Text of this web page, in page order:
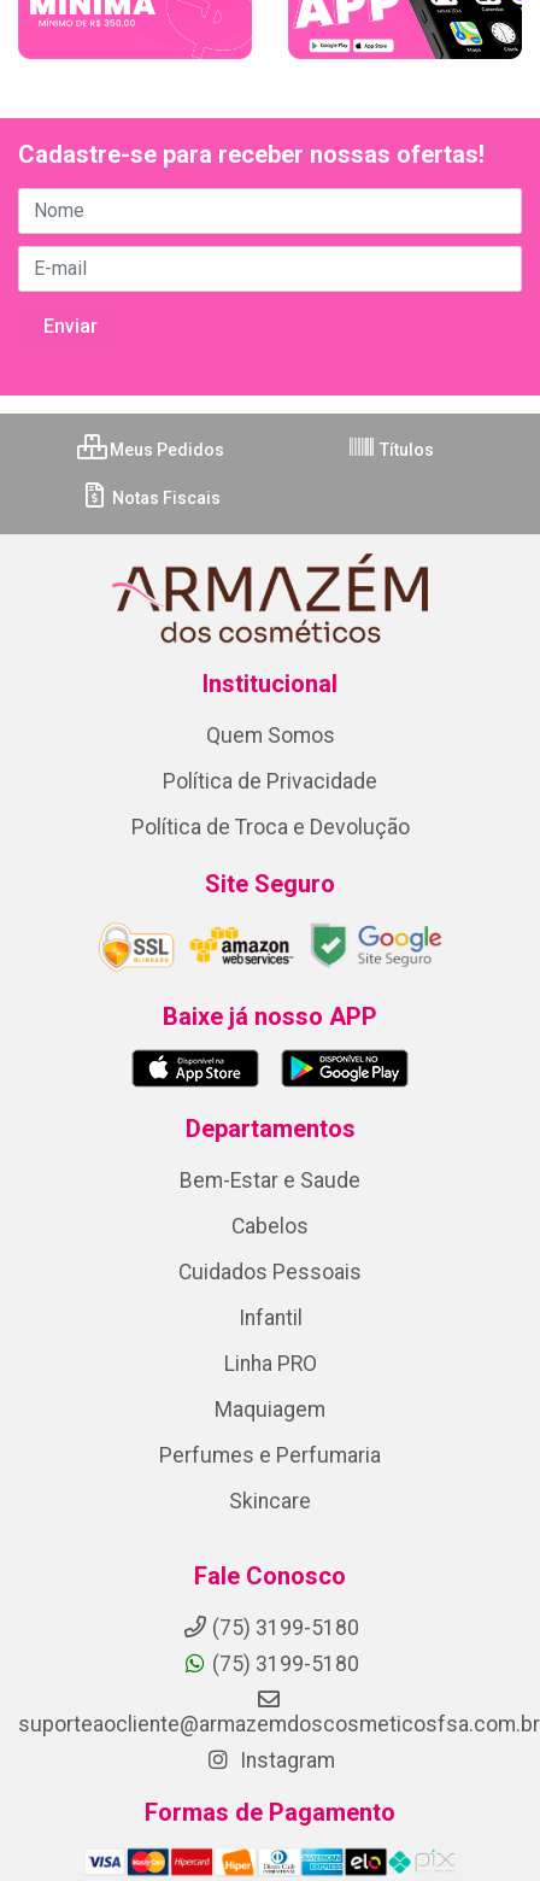
Cadastre-se para receber nossas ofertas!
Meus Pedidos Títulos
Notas Fiscais
Institucional
Quem Somos
Política de Privacidade
Política de Troca e Devolução
Site Seguro
Baixe já nosso APP
Departamentos
Bem-Estar e Saude
Cabelos
Cuidados Pessoais
Infantil
Linha PRO
Maquiagem
Perfumes e Perfumaria
Skincare
Fale Conosco
(75) 3199-5180
(75) 3199-5180
suporteaocliente@armazemdoscosmeticosfsa.com.br
Instagram
Formas de Pagamento